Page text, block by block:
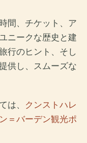
間、チケット、ア
ニークな歴史と建
行のヒント、そし
供し、スムーズな
は、 クンストハレ
＝バーデン観光ポ